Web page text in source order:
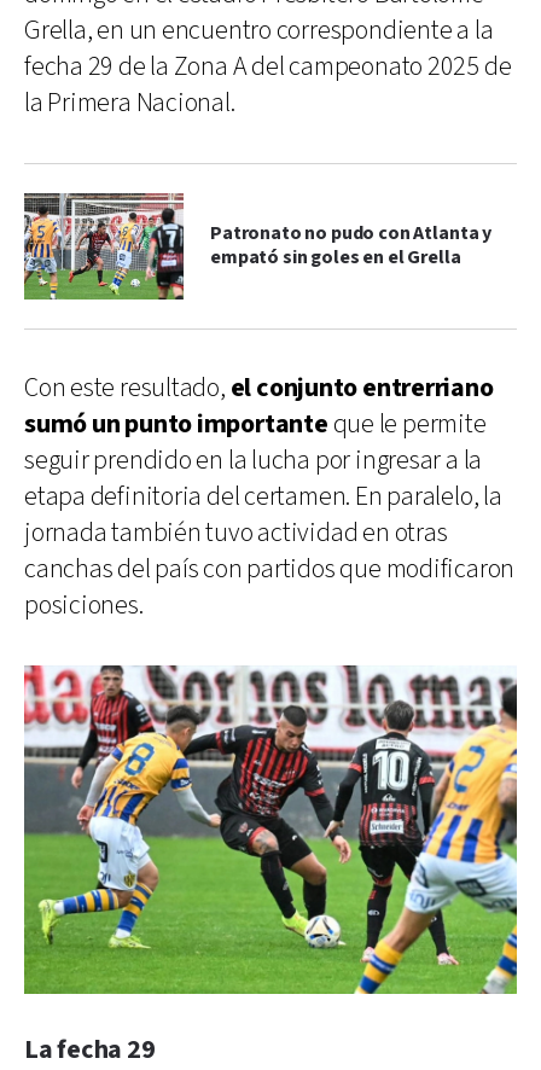
Grella, en un encuentro correspondiente a la
fecha 29 de la Zona A del campeonato 2025 de
la Primera Nacional.
Patronato no pudo con Atlanta y
empató sin goles en el Grella
Con este resultado, el conjunto entrerriano
sumó un punto importante que le permite
seguir prendido en la lucha por ingresar a la
etapa definitoria del certamen. En paralelo, la
jornada también tuvo actividad en otras
canchas del país con partidos que modificaron
posiciones.
La fecha 29